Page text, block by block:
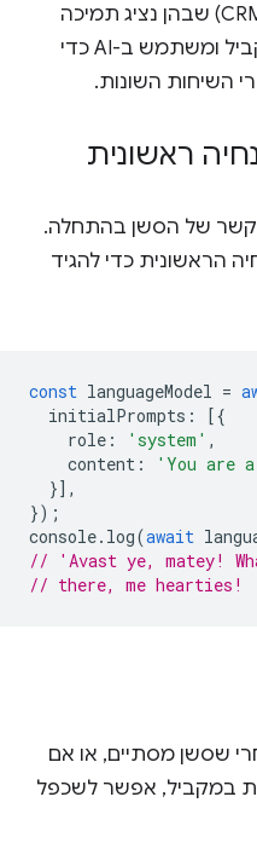
מערכות לניהול קשרי לקוחות (CRM) שבהן נציג תמיכה
אחד מטפל בכמה לקוחות במקביל ומשתמש ב-AI כדי
השיחות השונות.
ראשונית
של הסשן בהתחלה.
הראשונית כדי להגיד
const languageModel =
initialPrompts :
[{
role : 'system' ,
content :
'You are
}],
});
console. log(await
// 'Avast ye, matey!
// there, me hearties!
שסשן מסתיים, או אם
במקביל, אפשר לשכפל